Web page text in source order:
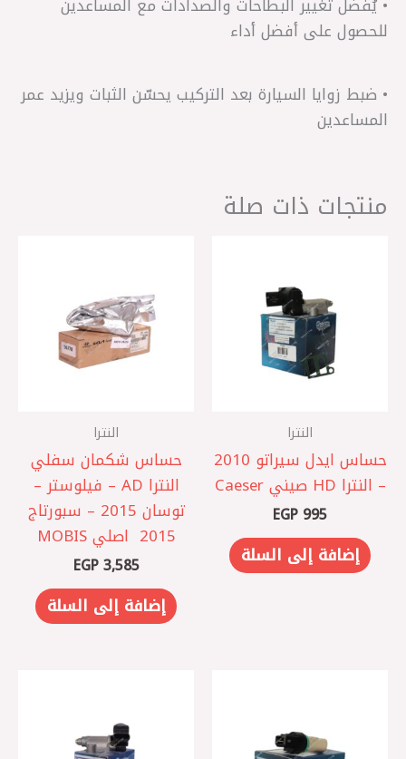
للحصول على أفضل أداء
• ضبط زوايا السيارة بعد التركيب يحسّن الثبات ويزيد عمر
المساعدين
منتجات ذات صلة
النترا
حساس ايدل سيراتو 2010
– النترا HD صيني Caeser
EGP 995
إضافة إلى السلة
النترا
حساس شكمان سفلي
النترا AD – فيلوستر –
توسان 2015 – سبورتاج
2015 ‏ اصلي MOBIS
EGP3,585
إضافة إلى السلة